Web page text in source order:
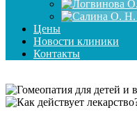
Цены
Новости клиники
Контакты